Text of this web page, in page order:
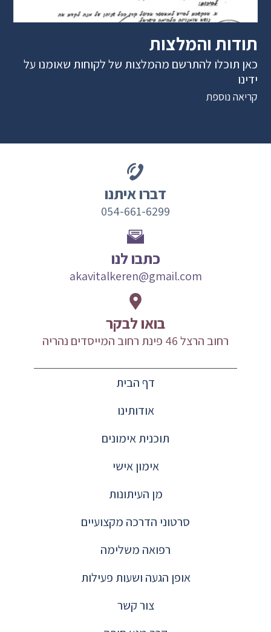
תודות והמלצות
כאן תוכלו להתרשם מהמלצות של לקוחות שאומנו על
ידינו
קריאה נוספת
דברו איתנו
054-661-6299
כתבו לנו
akavitalkeren@gmail.com
בואו לבקר
רחוב הרצל 46 פינת רחוב המייסדים נהריה
דף הבית
אודותינו
תוכנית אימונים
אימון אישי
מן העיתונות
סרטוני הדרכה מקצועיים
רפואה משלימה
אופן הגעה ושעות פעילות
צור קשר